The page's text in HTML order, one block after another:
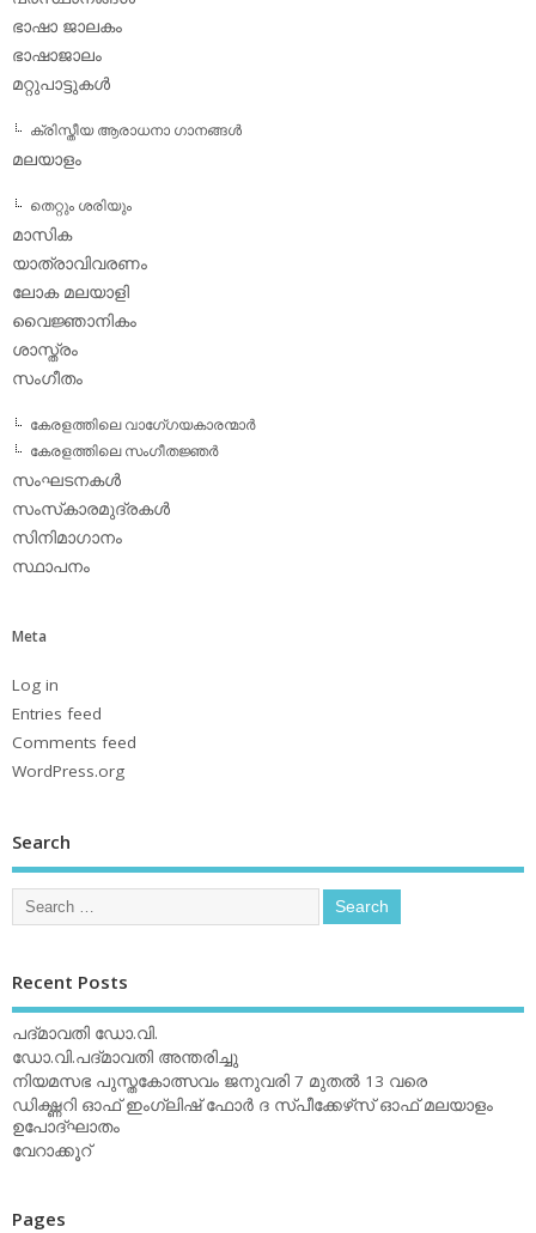
ഭാഷാ ജാലകം
ഭാഷാജാലം
മറ്റുപാട്ടുകള്‍
ക്രിസ്തീയ ആരാധനാ ഗാനങ്ങള്‍
മലയാളം
തെറ്റും ശരിയും
മാസിക
യാത്രാവിവരണം
ലോക മലയാളി
വൈജ്ഞാനികം
ശാസ്ത്രം
സംഗീതം
കേരളത്തിലെ വാഗേ്ഗയകാരന്മാര്‍
കേരളത്തിലെ സംഗീതജ്ഞര്‍
സംഘടനകള്‍
സംസ്‌കാരമുദ്രകള്‍
സിനിമാഗാനം
സ്ഥാപനം
Meta
Log in
Entries feed
Comments feed
WordPress.org
Search
Recent Posts
പദ്മാവതി ഡോ.വി.
ഡോ.വി.പദ്മാവതി അന്തരിച്ചു
നിയമസഭ പുസ്തകോത്സവം ജനുവരി 7 മുതല്‍ 13 വരെ
ഡിക്ഷ്ണറി ഓഫ് ഇംഗ്ലിഷ് ഫോര്‍ ദ സ്പീക്കേഴ്‌സ് ഓഫ് മലയാളം
ഉപോദ്ഘാതം
വേറാക്കൂറ്
Pages